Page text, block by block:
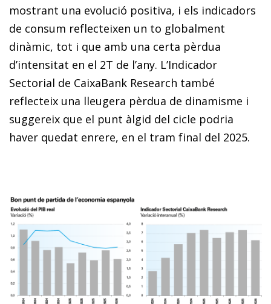
mostrant una evolució positiva, i els indicadors
de consum reflecteixen un to globalment
dinàmic, tot i que amb una certa pèrdua
d’intensitat en el 2T de l’any. L’Indicador
Sectorial de CaixaBank Research també
reflecteix una lleugera pèrdua de dinamisme i
suggereix que el punt àlgid del cicle podria
haver quedat enrere, en el tram final del 2025.